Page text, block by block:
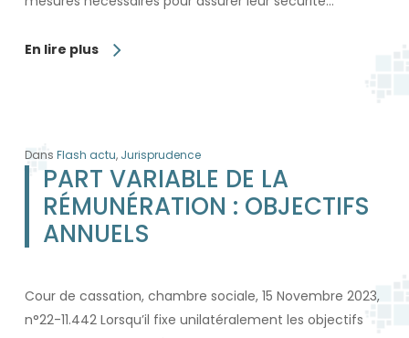
En lire plus
Dans Flash actu, Jurisprudence
PART VARIABLE DE LA
RÉMUNÉRATION : OBJECTIFS
ANNUELS
Cour de cassation, chambre sociale, 15 Novembre 2023,
n°22-11.442 Lorsqu’il fixe unilatéralement les objectifs